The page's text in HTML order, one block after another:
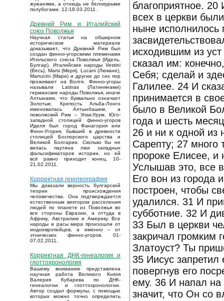
жужанями, а отнюдь не белокурыми
полубогами. 12-18.03.2011.
Древний Рим и Италийский
союз Поволжья
Научная статья на обширном
историческом материале
доказывает, что Древний Рим был
создан финно-угорскими племенами
Итильского союза Поволжья (Идель,
Булгар). Италийские народы Vestini
(Весь), Marsi (Меря), Lucani (Люкане),
Marrucini (Мари) и другие до сих пор
проживают на Волге. Финно-угоры
называли Latinas (Латинянами)
германские народы Поволжья, иначе
Алтынами, что буквально означает
Золотые. Крепость Альба-Лонго
именовалась Алтынбашем, а
поволжский Рим – Улак-Урум. Юго-
западной столицей финно-угоров
Иделя был город Фанагория или
Финн-Угория, бывший в древности
столицей Боспорского царства и
Великой Болгарии. Сколько бы не
вилась паутина лжи западных
фальсификаторов истории, но ей
всё равно приходит конец. 10-
21.02.2011.
Корректная геногеография
Мы доказали верность булгарской
теории происхождения
человечества. Она подтверждается
естественным вектором расселения
людей по планете из Поволжья во
все стороны Евразии, а оттуда в
Африку, Австралию и Америку. Все
народы и расы мира произошли от
индоевропейцев, а именно – от
этнических финно-угоров. 01-
07.02.2011.
Корректная ДНК-генеалогия и
глоттохронология
Вашему вниманию представлена
научная работа Великого Князя
Валерия Кубарева по ДНК-
генеалогии и глоттохронологии.
Автор создал формулы, с помощью
которых можно точно определить
благоприятное. 20
всех в церкви
ныне
исходившим из
сказал им:
Себя; сделай и
Галилее. 24 И
принимается в
было в Великой
года и шесть
26 и ни к одной из
Сарепту; 27 много
пророке Елисее, и
Услышав это, все
Его вон из города
построен, чтобы
удалился. 31 И
субботние. 32 И
33 Был в церкви
закричал громким
Златоуст? Ты
35 Иисус
повергнув его
ему. 36 И напал на
значит, что Он со